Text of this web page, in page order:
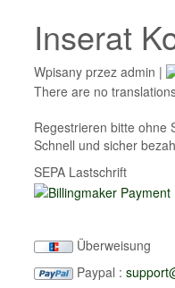
Inserat
Wpisany przez admin |
There are no
Regestrieren bitte ohne
Schnell und sicher
SEPA Lastschrift
Überweisung
Paypal :